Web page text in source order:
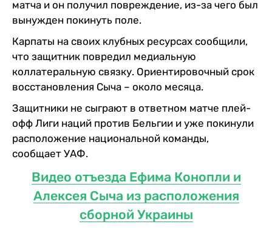
матча и он получил повреждение, из-за чего был
вынужден покинуть поле.
Карпаты на своих клубных ресурсах сообщили,
что защитник повредил медиальную
коллатеральную связку. Ориентировочный срок
восстановления Сыча – около месяца.
Защитники не сыграют в ответном матче плей-
офф Лиги наций против Бельгии и уже покинули
расположение национальной команды,
сообщает УАФ.
Видео отъезда Ефима Конопли и
Алексея Сыча из расположения
сборной Украины